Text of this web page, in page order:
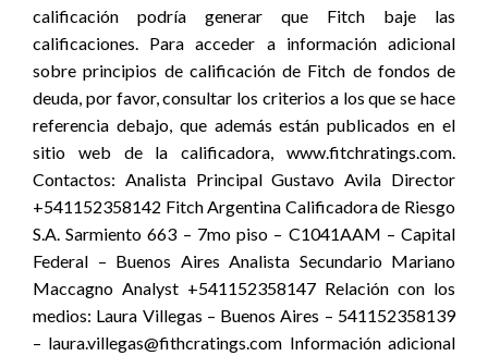
calificación podría generar que Fitch baje las
calificaciones. Para acceder a información adicional
sobre principios de calificación de Fitch de fondos de
deuda, por favor, consultar los criterios a los que se hace
referencia debajo, que además están publicados en el
sitio web de la calificadora, www.fitchratings.com.
Contactos: Analista Principal Gustavo Avila Director
+541152358142 Fitch Argentina Calificadora de Riesgo
S.A. Sarmiento 663 – 7mo piso – C1041AAM – Capital
Federal – Buenos Aires Analista Secundario Mariano
Maccagno Analyst +541152358147 Relación con los
medios: Laura Villegas – Buenos Aires – 541152358139
– laura.villegas@fithcratings.com Información adicional